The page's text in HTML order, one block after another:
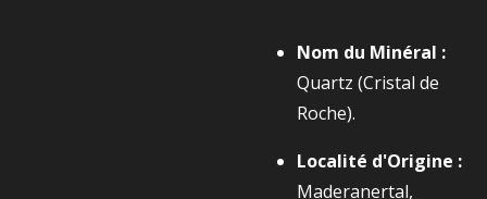
Nom du Minéral :
Quartz (Cristal de
Roche).
Localité d'Origine :
Maderanertal,